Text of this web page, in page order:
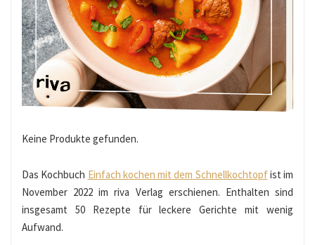
Keine Produkte gefunden.
Das Kochbuch Einfach kochen mit dem Schnellkochtopfist im
November 2022 im riva Verlag erschienen. Enthalten sind
insgesamt 50 Rezepte für leckere Gerichte mit wenig
Aufwand.